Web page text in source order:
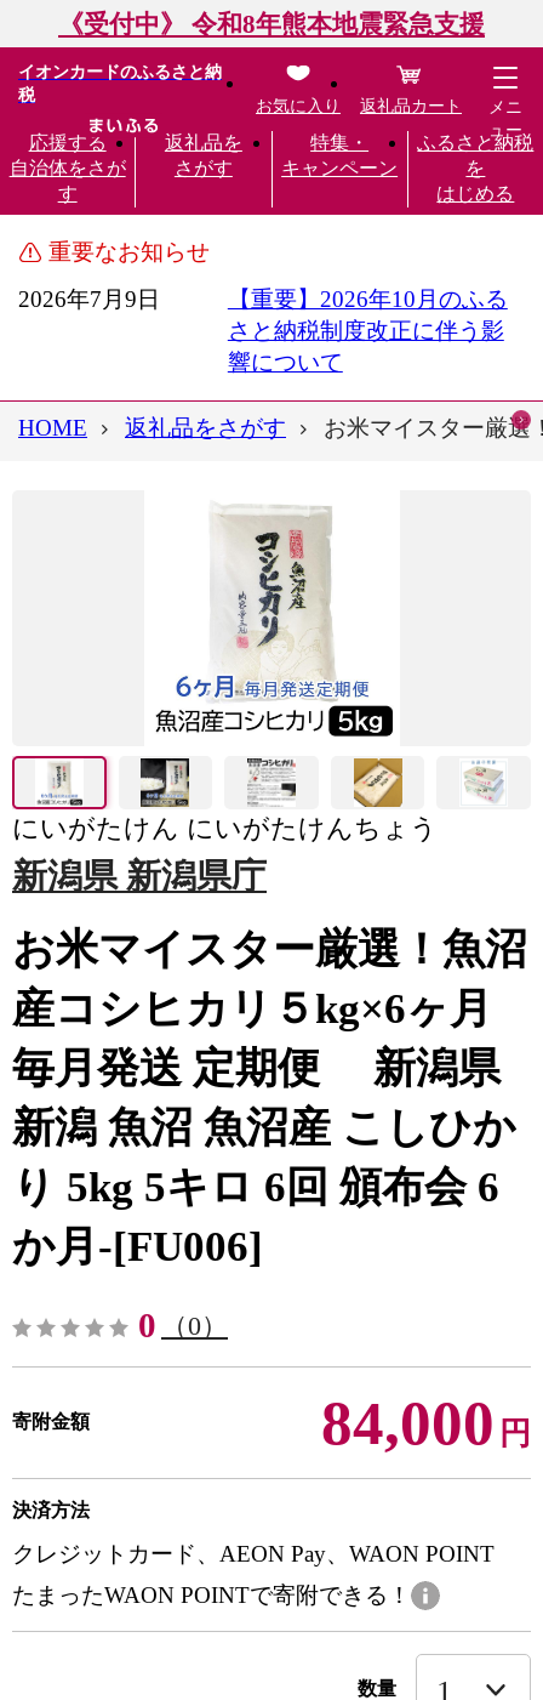
《受付中》 令和8年熊本地震緊急支援
イオンカードのふるさと納
税
応援する
自治体をさが
す
返礼品を
さがす
特集・
キャンペーン
ふるさと納税
を
はじめる
お気に入り 返礼品カート
メニ
ュー
重要なお知らせ
2026年7月9日
【重要】2026年10月のふる
さと納税制度改正に伴う影
響について
HOME 返礼品をさがす お米マイスター厳
にいがたけん にいがたけんちょう
新潟県 新潟県庁
お米マイスター厳選！魚沼
産コシヒカリ５kg×6ヶ月
毎月発送 定期便 新潟県
新潟 魚沼 魚沼産 こしひか
り 5kg 5キロ 6回 頒布会 6
か月-[FU006]
0 （0）
寄附金額 84,000 円
決済方法
クレジットカード、AEON Pay、WAON POINT
たまったWAON POINTで寄附できる！
数量